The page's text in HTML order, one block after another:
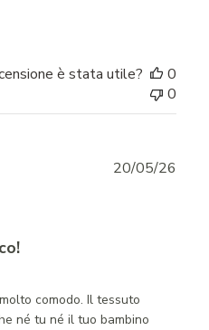
è stata utile?
0
0
comodo. Il tessuto
né tu né il tuo bambino
20/05/26